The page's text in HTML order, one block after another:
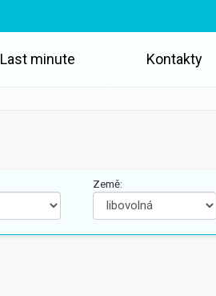
Last minute Kontakty
Země:
Ubytování: Strava: